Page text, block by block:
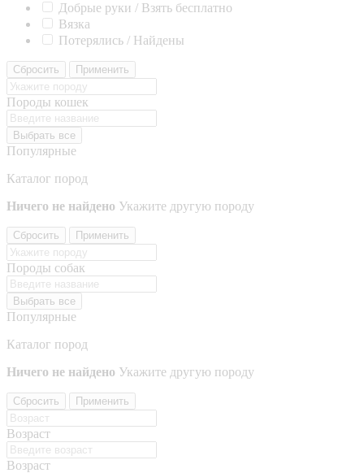
Добрые руки / Взять бесплатно
Вязка
Потерялись / Найдены
Сбросить Применить
Породы кошек
Выбрать все
Популярные
Каталог пород
Ничего не найдено Укажите другую породу
Сбросить Применить
Породы собак
Выбрать все
Популярные
Каталог пород
Ничего не найдено Укажите другую породу
Сбросить Применить
Возраст
Возраст